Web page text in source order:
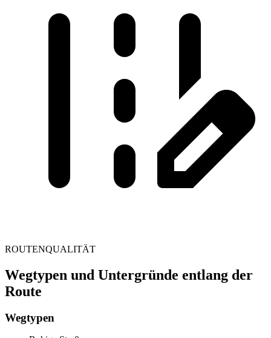
ROUTENQUALITÄT
Wegtypen und Untergründe entlang der
Route
Wegtypen